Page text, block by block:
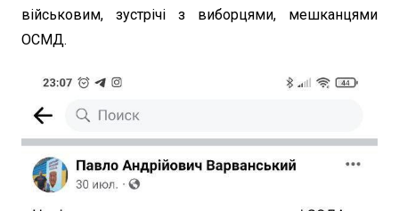
військовим, зустрічі з виборцями, мешканцями
ОСМД.